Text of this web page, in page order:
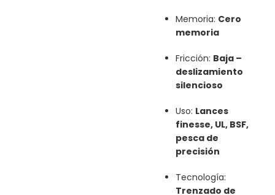
Memoria: Cero
memoria
Fricción: Baja –
deslizamiento
silencioso
Uso: Lances
finesse, UL, BSF,
pesca de
precisión
Tecnología:
Trenzado de